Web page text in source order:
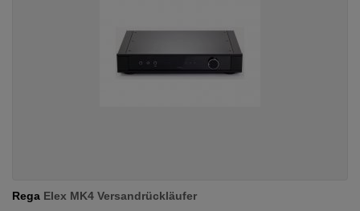
Rega Elex MK4 Versandrückläufer